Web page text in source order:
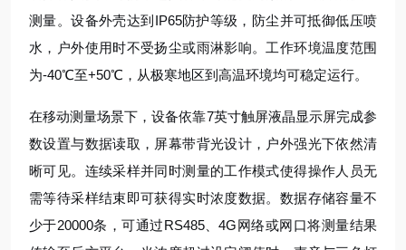
测量。设备外壳达到IP65防护等级，防尘并可抵御低压喷
水，户外使用时不受扬尘或雨淋影响。工作环境温度范围
为-40℃至+50℃，从极寒地区到高温环境均可稳定运行。
在移动测量场景下，设备依靠7英寸触屏液晶显示屏完成参
数设置与数据读取，屏幕带背光设计，户外强光下依然清
晰可见。连续采样并同时测量的工作模式使得操作人员无
需等待采样结束即可获得实时浓度数据。数据存储容量不
少于20000条，可通过RS485、4G网络或网口将测量结果